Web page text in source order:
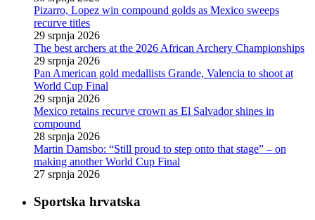
Pizarro, Lopez win compound golds as Mexico sweeps
recurve titles
29 srpnja 2026
The best archers at the 2026 African Archery Championships
29 srpnja 2026
Pan American gold medallists Grande, Valencia to shoot at
World Cup Final
29 srpnja 2026
Mexico retains recurve crown as El Salvador shines in
compound
28 srpnja 2026
Martin Damsbo: “Still proud to step onto that stage” – on
making another World Cup Final
27 srpnja 2026
Sportska hrvatska